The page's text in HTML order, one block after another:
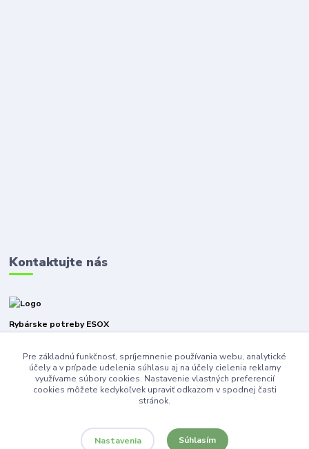
Kontaktujte nás
Rybárske potreby ESOX
+421940316471
esoxnz@gmail.com
Pre základnú funkčnosť, spríjemnenie používania webu, analytické
účely a v prípade udelenia súhlasu aj na účely cielenia reklamy
využívame súbory cookies. Nastavenie vlastných preferencií
cookies môžete kedykoľvek upraviť odkazom v spodnej časti
stránok.
Nastavenia Súhlasím